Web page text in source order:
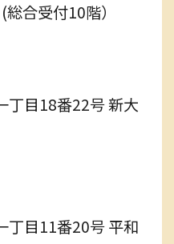
合受付10階）
丁目18番22号 新大
丁目11番20号 平和